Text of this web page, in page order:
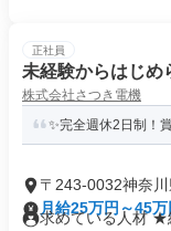
正社員
未経験からはじめ
株式会社さつき電機
✨完全週休2日制！
〒243-0032神奈
月給25万円～45万
求めている人材 ★